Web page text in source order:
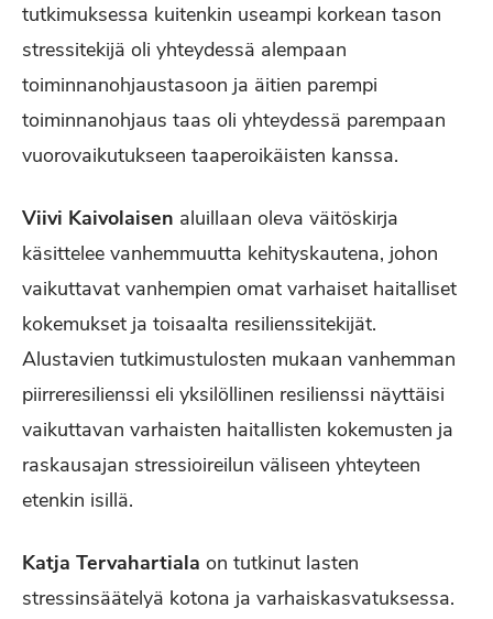
tutkimuksessa kuitenkin useampi korkean tason
stressitekijä oli yhteydessä alempaan
toiminnanohjaustasoon ja äitien parempi
toiminnanohjaus taas oli yhteydessä parempaan
vuorovaikutukseen taaperoikäisten kanssa.
Viivi Kaivolaisen aluillaan oleva väitöskirja
käsittelee vanhemmuutta kehityskautena, johon
vaikuttavat vanhempien omat varhaiset haitalliset
kokemukset ja toisaalta resilienssitekijät.
Alustavien tutkimustulosten mukaan vanhemman
piirreresilienssi eli yksilöllinen resilienssi näyttäisi
vaikuttavan varhaisten haitallisten kokemusten ja
raskausajan stressioireilun väliseen yhteyteen
etenkin isillä.
Katja Tervahartiala on tutkinut lasten
stressinsäätelyä kotona ja varhaiskasvatuksessa.